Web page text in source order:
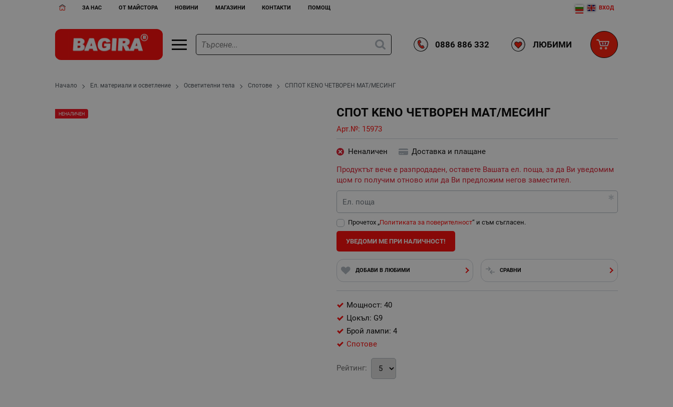
ЗА НАС ОТ МАЙСТОРА НОВИНИ МАГАЗИНИ КОНТАКТИ ПОМОЩ ВХОД
0886 886 332 ЛЮБИМИ
Начало Ел. материали и осветление Осветителни тела Спотове СППОТ KENO ЧЕТВОРЕН МАТ/МЕСИНГ
СПОТ KENO ЧЕТВОРЕН МАТ/МЕСИНГ
Арт.№: 15973
НЕНАЛИЧЕН
Неналичен
Доставка и плащане
Продуктът вече е разпродаден, оставете Вашата ел. поща, за да Ви уведомим
щом го получим отново или да Ви предложим негов заместител.
Ел. поща
Прочетох „Политиката за поверителност“ и съм съгласен.
УВЕДОМИ МЕ ПРИ НАЛИЧНОСТ!
ДОБАВИ В ЛЮБИМИ СРАВНИ
Мощност: 40
Цокъл: G9
Брой лампи: 4
Спотове
Рейтинг: